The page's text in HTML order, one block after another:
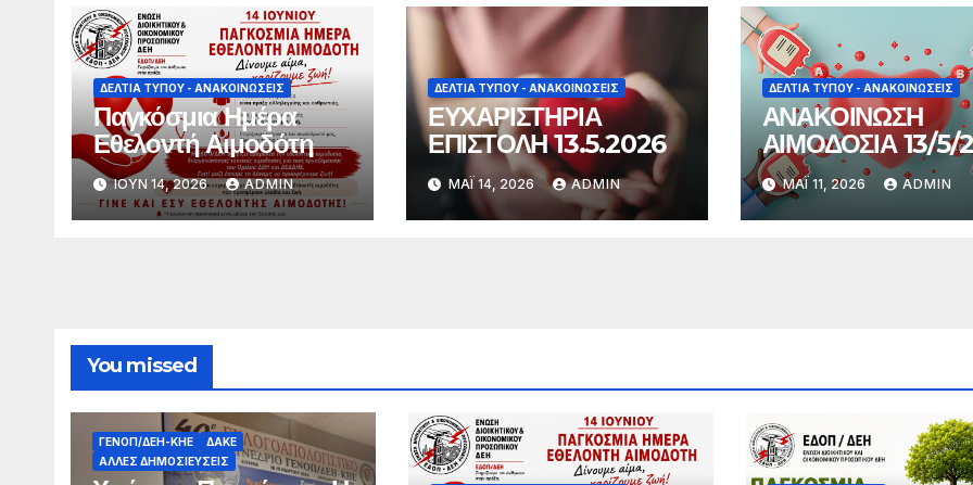
ΔΕΛΤΊΑ ΤΎΠΟΥ - ΑΝΑΚΟΙΝΏΣΕΙΣ
Παγκόσμια Ημέρα
Εθελοντή Αιμοδότη
ΙΟΎΝ 14, 2026 ADMIN
ΔΕΛΤΊΑ ΤΎΠΟΥ - ΑΝΑΚΟΙΝΏΣΕΙΣ
ΕΥΧΑΡΙΣΤΗΡΙΑ
ΕΠΙΣΤΟΛΗ 13.5.2026
ΜΆΙ 14, 2026 ADMIN
ΔΕΛΤΊΑ ΤΎΠΟΥ - ΑΝΑΚΟΙΝΏΣΕΙΣ
ΑΝΑΚΟΙΝΩΣΗ
ΑΙΜΟΔΟΣΙΑ 13/5/
ΜΆΙ 11, 2026 ADMIN
You missed
ΓΕΝΟΠ/ΔΕΗ-ΚΗΕ
ΔΑΚΕ
ΆΛΛΕΣ ΔΗΜΟΣΙΕΎΣΕΙΣ